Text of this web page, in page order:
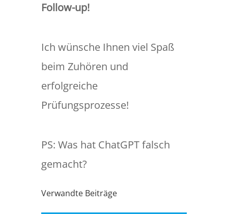
Follow-up!
Ich wünsche Ihnen viel Spaß
beim Zuhören und
erfolgreiche
Prüfungsprozesse!
PS: Was hat ChatGPT falsch
gemacht?
Verwandte Beiträge